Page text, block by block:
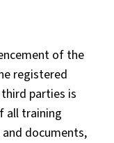
of the
registered
parties is
all training
documents,